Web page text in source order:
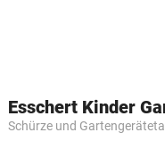
Schürze und